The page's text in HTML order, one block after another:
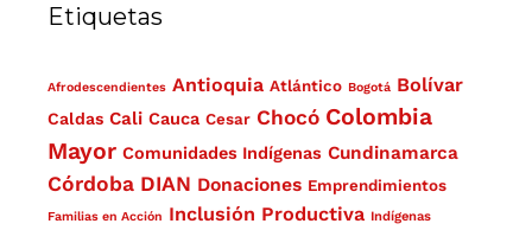
Etiquetas
Afrodescendientes Antioquia Atlántico Bogotá Bolívar
Caldas Cali Cauca Cesar Chocó Colombia
Mayor Comunidades Indígenas Cundinamarca
Córdoba DIAN Donaciones Emprendimientos
Familias en Acción Inclusión Productiva Indígenas